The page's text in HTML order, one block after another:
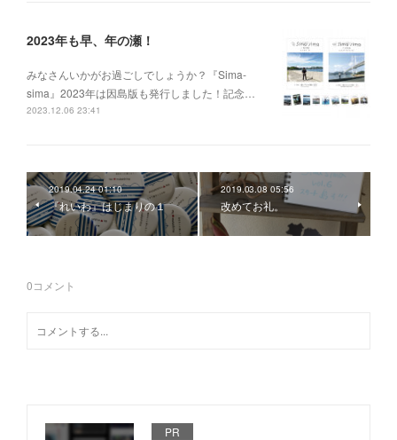
2023年も早、年の瀬！
みなさんいかがお過ごしでしょうか？『Sima-
sima』2023年は因島版も発行しました！記念…
2023.12.06 23:41
2019.04.24 01:10
『れいわ』はじまりの１
2019.03.08 05:56
改めてお礼。
0コメント
PR